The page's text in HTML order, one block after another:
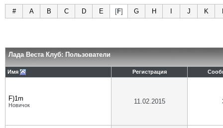
# A B C D E [F] G H J K
Лада Веста Клуб: Пользователи
Имя Регистрация
F)1m
Новичок 11.02.2015